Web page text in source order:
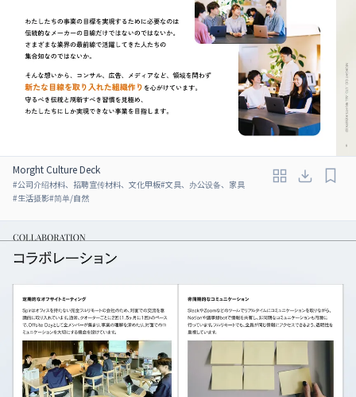
Morght Culture Deck
#公司介绍材料、招聘宣传材料、文化甲板#文具、办公设备、家具
#生活摄影#简单/自然